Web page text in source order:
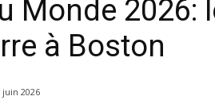
Monde 2026:
à Boston
juin 2026